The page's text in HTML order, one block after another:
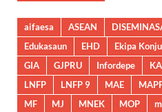
aifaesa ASEAN
Edukasaun
EHD Ekipa
GIA
GJPRU Infordepe
LNFP
LNFP 9 MAE
MF
MJ MNEK MOP